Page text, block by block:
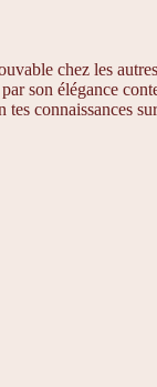
chez les
son élégance
connaissances